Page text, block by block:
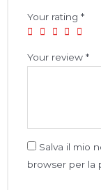
Your rating*
Your review*
Salva il mio
browser per la